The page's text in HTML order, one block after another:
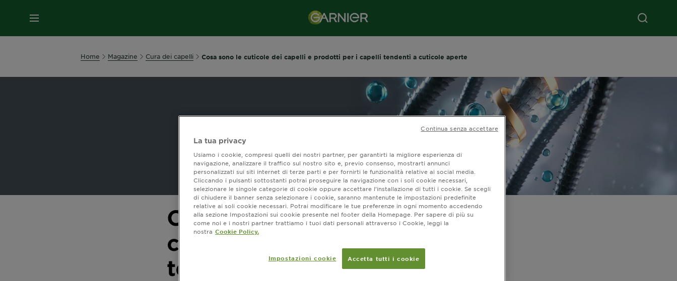
MENU
Home Magazine Cura dei capelli Cosa sono le cuticole dei capelli e prodotti per i capelli tendenti a cuticole aperte
Cosa sono le cuticole dei
capelli e prodotti per i capelli
tendenti a cuticole aperte
La tua privacy
Usiamo i cookie, compresi quelli dei nostri partner, per garantirti la migliore esperienza di
navigazione, analizzare il traffico sul nostro sito e, previo consenso, mostrarti annunci
personalizzati sui siti internet di terze parti e per fornirti le funzionalità relative ai social media.
Cliccando i pulsanti sottostanti potrai proseguire la navigazione con i soli cookie necessari,
selezionare le singole categorie di cookie oppure accettare l’installazione di tutti i cookie. Se scegli
di chiudere il banner senza selezionare i cookie, saranno mantenute le impostazioni predefinite
relative ai soli cookie necessari. Potrai modificare le tue preferenze in ogni momento accedendo
alla sezione Impostazioni sui cookie presente nel footer della Homepage. Per sapere di più su
come noi e i nostri partner trattiamo i tuoi dati personali attraverso i Cookie, leggi la
nostra Cookie Policy.
Impostazioni cookie Accetta tutti i cookie
Continua senza accettare